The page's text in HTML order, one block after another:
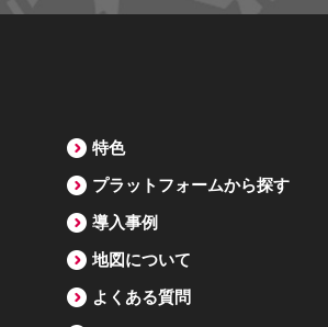
特色
プラットフォームから探す
導入事例
地図について
よくある質問